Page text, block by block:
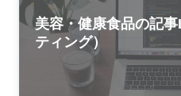
美容・健康食品の記
ティング）